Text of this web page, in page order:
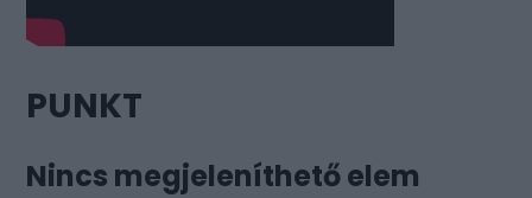
PUNKT
Nincs megjeleníthető elem